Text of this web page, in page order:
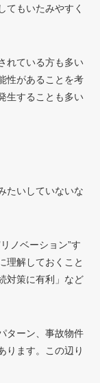
てもいたみやすく
れている方も多い
性があることを考
生することも多い
たいしていないな
ノベーション”す
理解しておくこと
対策に有利」など
ターン、事故物件
ります。この辺り